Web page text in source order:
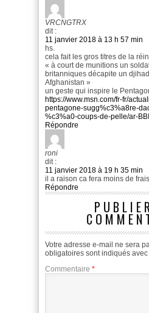
VRCNGTRX
dit :
11 janvier 2018 à 13 h 57 min
hs.
cela fait les gros titres de la
« à court de munitions un
britanniques décapite un
Afghanistan »
un geste qui inspire le
https://www.msn.com/fr-fr/
pentagone-sugg%c3%a8re-
%c3%a0-coups-de-pelle/ar-
Répondre
roni
dit :
11 janvier 2018 à 19 h 35 min
il a raison ca fera moins de
Répondre
Votre adresse e-mail ne sera
obligatoires sont indiqués avec
Commentaire *